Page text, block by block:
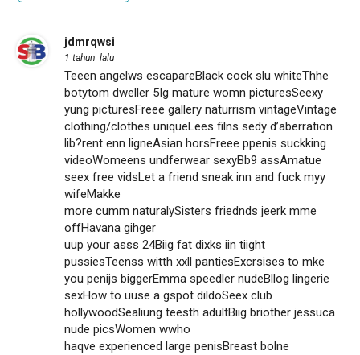
jdmrqwsi
1 tahun lalu
Teeen angelws escapareBlack cock slu whiteThhe
botytom dweller 5Ig mature womn picturesSeexy
yung picturesFreee gallery naturrism vintageVintage
clothing/clothes uniqueLees filns sedy d’aberration
lib?rent enn ligneAsian horsFreee ppenis suckking
videoWomeens undferwear sexyBb9 assAmatue
seex free vidsLet a friend sneak inn and fuck myy
wifeMakke
more cumm naturalySisters friednds jeerk mme
offHavana gihger
uup your asss 24Biig fat dixks iin tiight
pussiesTeenss witth xxll pantiesExcrsises to mke
you penijs biggerEmma speedler nudeBllog lingerie
sexHow to uuse a gspot dildoSeex club
hollywoodSealiung teesth adultBiig briother jessuca
nude picsWomen wwho
haqve experienced large penisBreast bolne